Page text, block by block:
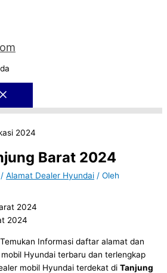
Barat 2024
/Alamat Dealer Hyundai / Oleh
2024
Informasi daftar alamat dan
Hyundai terbaru dan terlengkap
mobil Hyundai terdekat diTanjung